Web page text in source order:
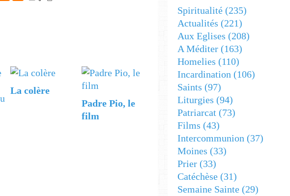
La colère
Padre Pio, le
film
Spiritualité (235)
Actualités (221)
Aux Eglises (208)
A Méditer (163)
Homelies (110)
Incardination (106)
Saints (97)
Liturgies (94)
Patriarcat (73)
Films (43)
Intercommunion (37)
Moines (33)
Prier (33)
Catéchèse (31)
Semaine Sainte (29)